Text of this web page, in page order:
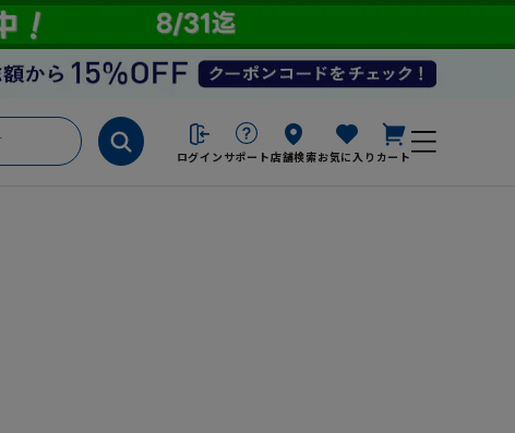
ログイン サポート店舗検索お気に入り カート